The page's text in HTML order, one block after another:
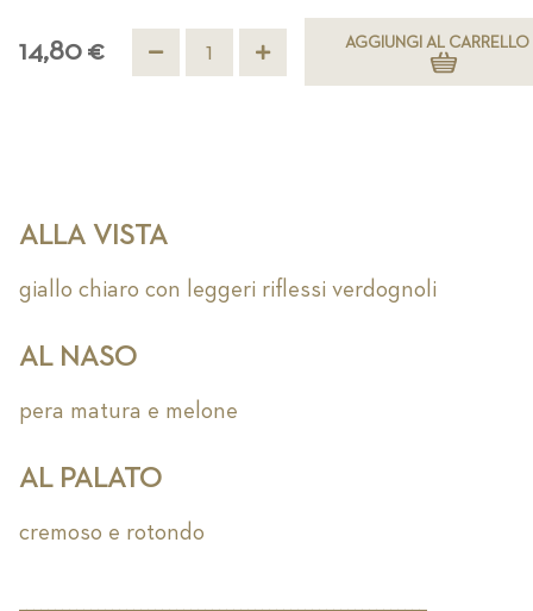
14,80 € AGGIUNGI AL CARRELLO
ALLA VISTA
giallo chiaro con leggeri riflessi verdognoli
AL NASO
pera matura e melone
AL PALATO
cremoso e rotondo